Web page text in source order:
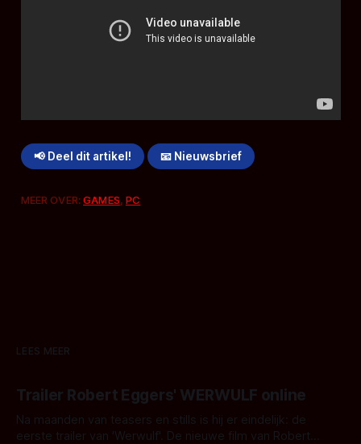
📢 Deel dit artikel! 📧 Nieuwsbrief
MEER OVER:GAMES,PC
LEES MEER
Trailer Robert Eggers' WERWULF online
Na maanden van teasers en stills is hij er eindelijk: de
eerste trailer van 'Werwulf'. De nieuwe film van Robert